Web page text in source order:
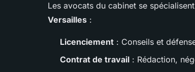
Les avocats du cabinet se
Versailles :
Licenciement : Conseils et
Contrat de travail : Rédaction,